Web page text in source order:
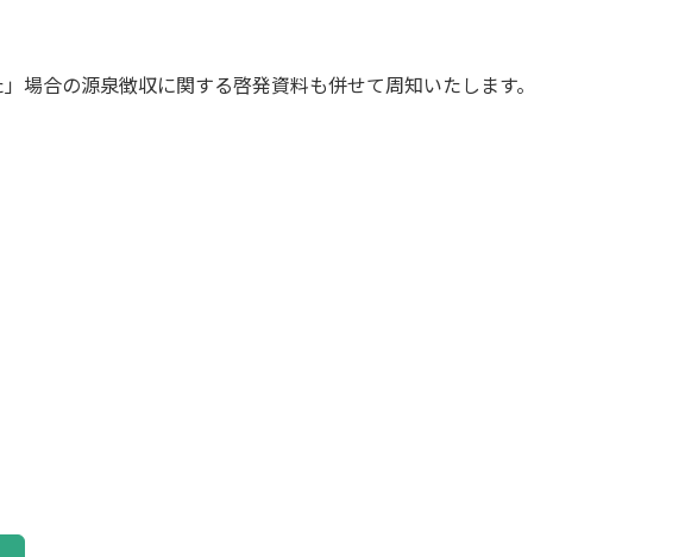
合の源泉徴収に関する啓発資料も併せて周知いたします。